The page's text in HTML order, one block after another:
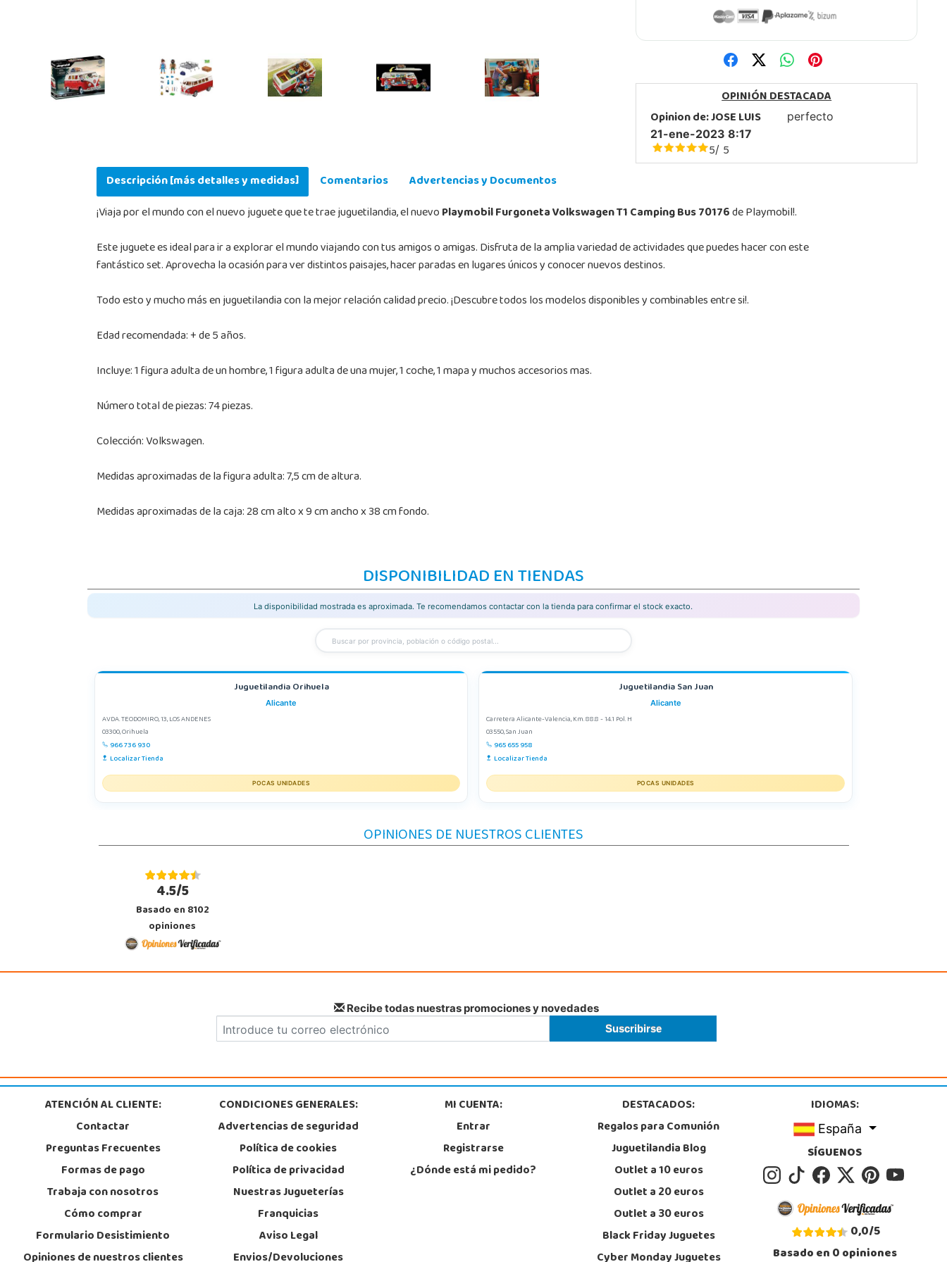
OPINIÓN DESTACADA
Opinion de:JOSE LUIS
21-ene-2023 8:17
5/ 5
perfecto
Descripción [más detalles y medidas] Comentarios
Advertencias y Documentos
¡Viaja por el mundo con el nuevo juguete que te trae juguetilandia, el nuevoPlaymobil Furgoneta Volkswagen T1 Camping Bus 70176de Playmobil!.
Este juguete es ideal para ir a explorar el mundo viajando con tus amigos o amigas. Disfruta de la amplia variedad de actividades que puedes hacer con este
fantástico set. Aprovecha la ocasión para ver distintos paisajes, hacer paradas en lugares únicos y conocer nuevos destinos.
Todo esto y mucho más en juguetilandia con la mejor relación calidad precio. ¡Descubre todos los modelos disponibles y combinables entre si!.
Edad recomendada: + de 5 años.
Incluye: 1 figura adulta de un hombre, 1 figura adulta de una mujer, 1 coche, 1 mapa y muchos accesorios mas.
Número total de piezas: 74 piezas.
Colección: Volkswagen.
Medidas aproximadas de la figura adulta: 7,5 cm de altura.
Medidas aproximadas de la caja: 28 cm alto x 9 cm ancho x 38 cm fondo.
DISPONIBILIDAD EN TIENDAS
La disponibilidad mostrada es aproximada. Te recomendamos contactar con la tienda para confirmar el stock exacto.
Juguetilandia Orihuela
Alicante
AVDA. TEODOMIRO, 13, LOS ANDENES
03300, Orihuela
966 736 930
Localizar Tienda
POCAS UNIDADES
Juguetilandia San Juan
Alicante
Carretera Alicante-Valencia, Km. 88.8 - 14.1 Pol. H
03550, San Juan
965 655 958
Localizar Tienda
POCAS UNIDADES
OPINIONES DE NUESTROS CLIENTES
4.5/5
Basado en 8102
opiniones
Recibe todas nuestras promociones y novedades
ATENCIÓN AL CLIENTE:
Contactar
Preguntas Frecuentes
Formas de pago
Trabaja con nosotros
Cómo comprar
Formulario Desistimiento
CONDICIONES GENERALES:
Advertencias de seguridad
Política de cookies
Política de privacidad
Nuestras Jugueterías
Franquicias
Aviso Legal
MI CUENTA:
Entrar
Registrarse
¿Dónde está mi pedido?
DESTACADOS:
Regalos para Comunión
Juguetilandia Blog
Outlet a 10 euros
Outlet a 20 euros
Outlet a 30 euros
Black Friday Juguetes
IDIOMAS:
España
SÍGUENOS
0,0/5
Basado en0opiniones